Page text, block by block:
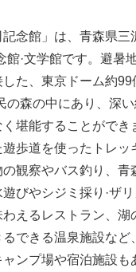
記念館」は、青森県
館·文学館です。避暑
た、東京ドーム約
の森の中にあり、深
堪能することができ
歩道を使ったトレッ
観察やバス釣り、青
びやシジミ採り·ザ
えるレストラン、湖
できる温泉施設など
ンプ場や宿泊施設も